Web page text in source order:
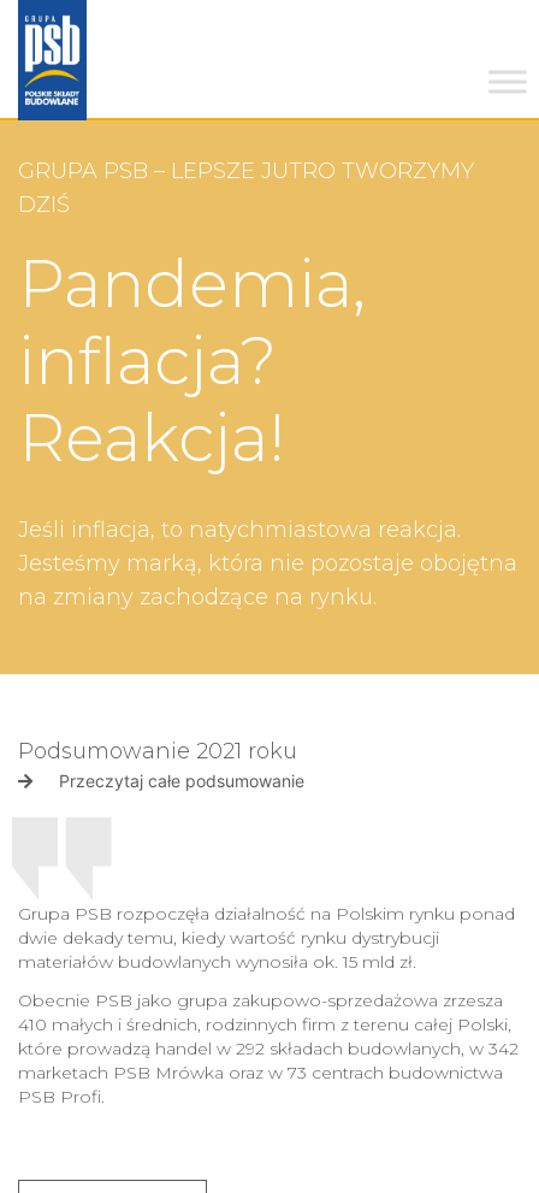
GRUPA PSB – LEPSZE JUTRO TWORZYMY
DZIŚ
Pandemia,
inflacja?
Reakcja!
Jeśli inflacja, to natychmiastowa reakcja.
Jesteśmy marką, która nie pozostaje obojętna
na zmiany zachodzące na rynku.
Podsumowanie 2021 roku
Przeczytaj całe podsumowanie
Grupa PSB rozpoczęła działalność na Polskim rynku ponad
dwie dekady temu, kiedy wartość rynku dystrybucji
materiałów budowlanych wynosiła ok. 15 mld zł.
Obecnie PSB jako grupa zakupowo-sprzedażowa zrzesza
410 małych i średnich, rodzinnych firm z terenu całej Polski,
które prowadzą handel w 292 składach budowlanych, w 342
marketach PSB Mrówka oraz w 73 centrach budownictwa
PSB Profi.